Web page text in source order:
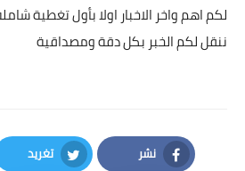
لكم اهم واخر الاخبار اولا بأول تغطية
ننقل لكم الخبر بكل دقة ومصداقية
نشر تغريد